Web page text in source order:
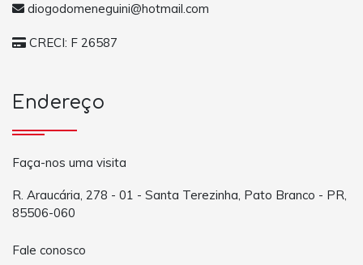
diogodomeneguini@hotmail.com
CRECI: F 26587
Endereço
Faça-nos uma visita
R. Araucária, 278 - 01 - Santa Terezinha, Pato Branco - PR,
85506-060
Fale conosco